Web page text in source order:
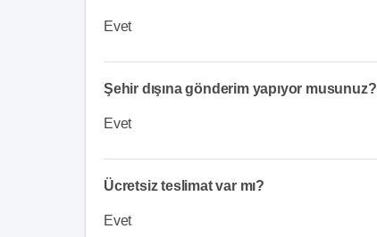
Evet
Şehir dışına gönderim yapıyor musunuz?
Evet
Ücretsiz teslimat var mı?
Evet